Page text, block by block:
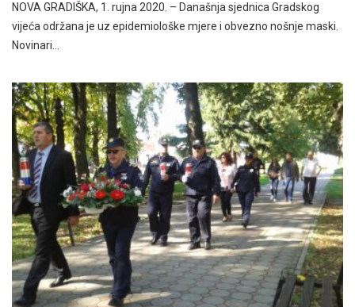
NOVA GRADIŠKA, 1. rujna 2020. – Današnja sjednica Gradskog
vijeća održana je uz epidemiološke mjere i obvezno nošnje maski.
Novinari…